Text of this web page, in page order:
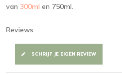
van 300ml en 750ml.
Reviews
SCHRIJF JE EIGEN REVIEW